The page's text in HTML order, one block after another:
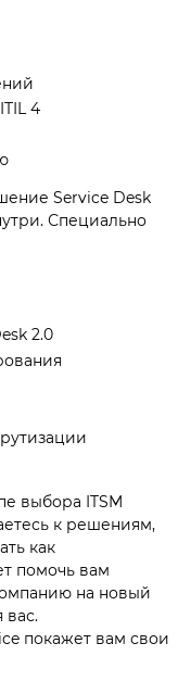
4
Service Desk
Специально
2.0
выбора ITSM
к решениям,
как
помочь вам
на новый
вас.
покажет вам свои